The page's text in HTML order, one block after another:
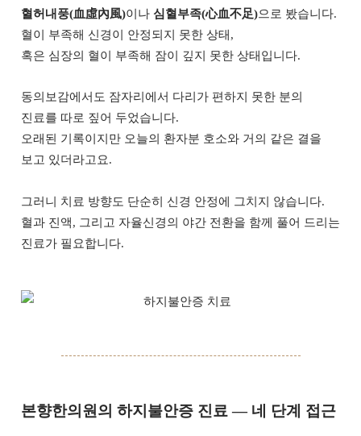
혈허내풍(血虛內風)이나 심혈부족(心血不足)으로 봤습니다.
혈이 부족해 신경이 안정되지 못한 상태,
혹은 심장의 혈이 부족해 잠이 깊지 못한 상태입니다.
동의보감에서도 잠자리에서 다리가 편하지 못한 분의
진료를 따로 짚어 두었습니다.
오래된 기록이지만 오늘의 환자분 호소와 거의 같은 결을
보고 있더라고요.
그러니 치료 방향도 단순히 신경 안정에 그치지 않습니다.
혈과 진액, 그리고 자율신경의 야간 전환을 함께 풀어 드리는
진료가 필요합니다.
본향한의원의 하지불안증 진료 — 네 단계 접근